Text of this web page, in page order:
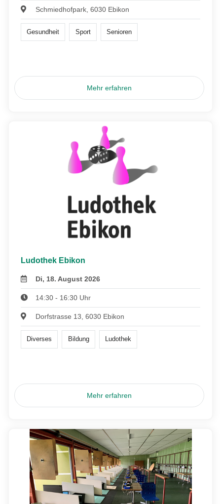
Schmiedhofpark, 6030 Ebikon
Gesundheit Sport Senioren
Mehr erfahren
Ludothek Ebikon
Di, 18. August 2026
14:30 - 16:30 Uhr
Dorfstrasse 13, 6030 Ebikon
Diverses Bildung Ludothek
Mehr erfahren